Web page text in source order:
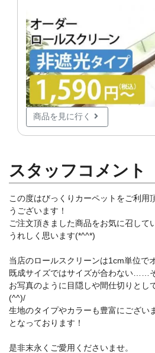
商品を見に行く
スタッフコメント
この度はびっくりカーペットをご利用
うございます！
ご注文頂きました商品をお気に召して
うれしく思います(*^^*)
当店のロールスクリーンは1cm単位で
既成サイズではサイズが合わない……
お写真のように目隠しや間仕切りとし
(^^)/
生地のタイプやカラーも豊富にござい
となっております！
是非末永くご愛用くださいませ。